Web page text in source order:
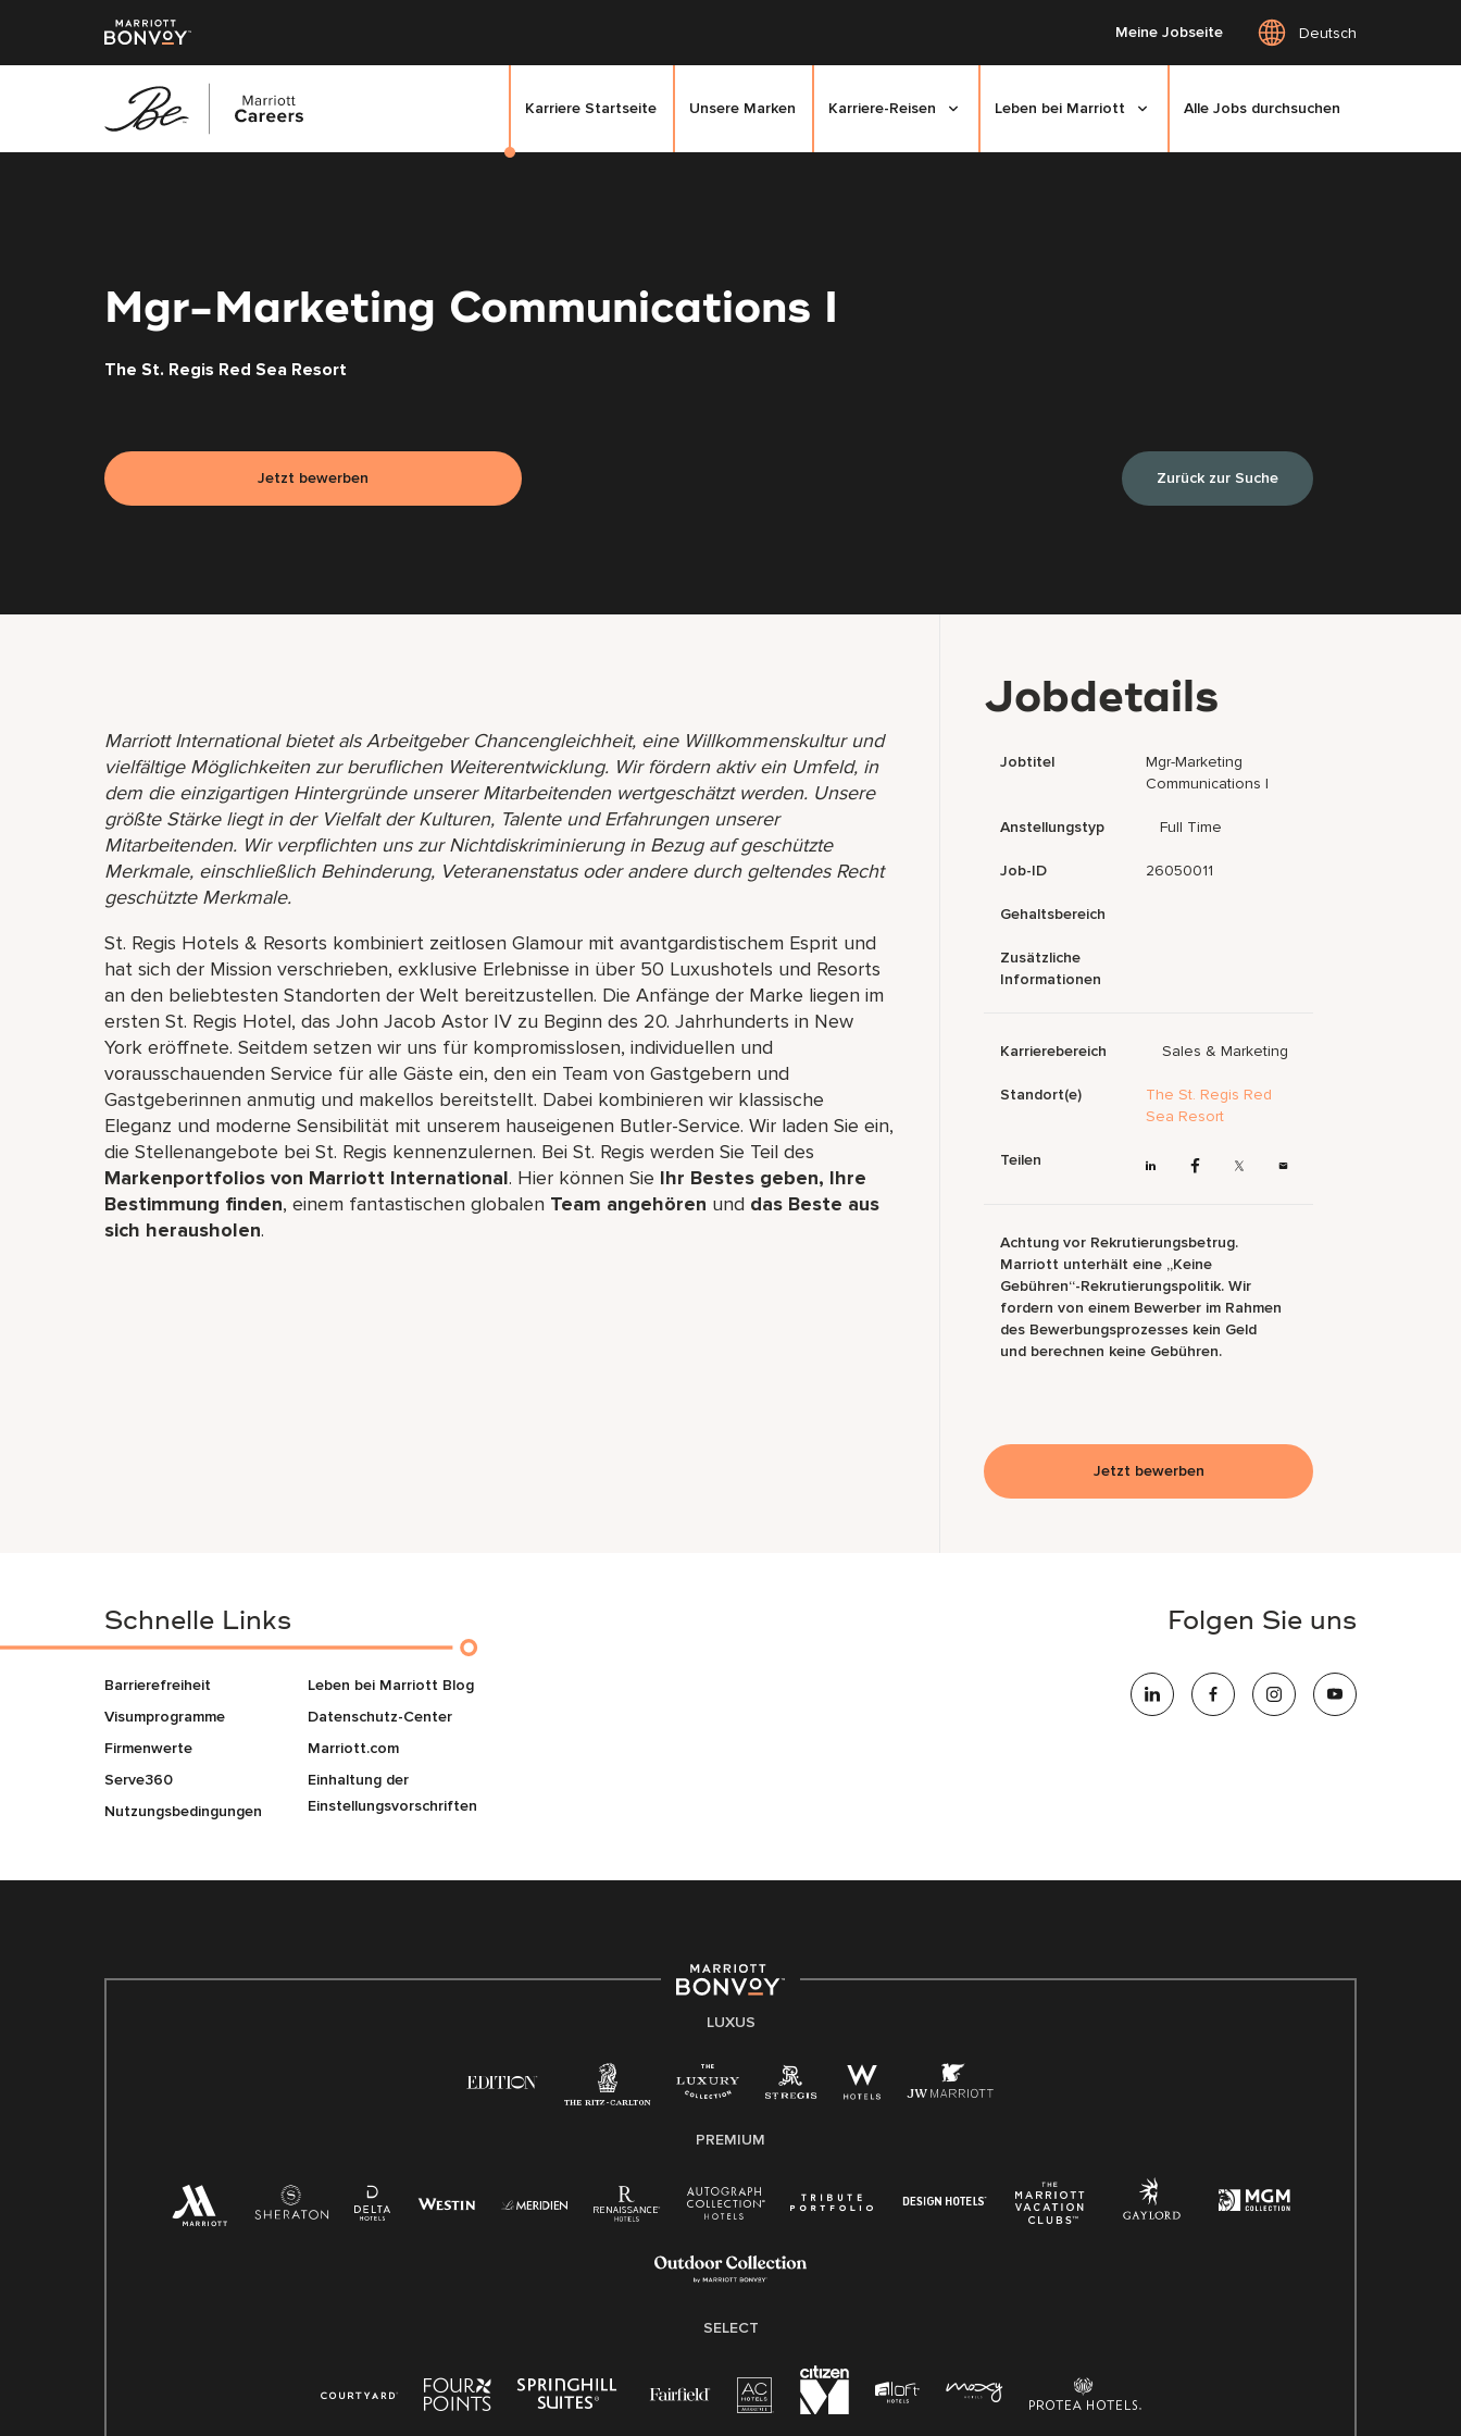
Meine Jobseite Deutsch
Karriere Startseite Unsere Marken Karriere-Reisen Leben bei Marriott Alle Jobs durchsuchen
Mgr-Marketing Communications I
The St. Regis Red Sea Resort
Jetzt bewerben Zurück zur Suche
Marriott International bietet als Arbeitgeber Chancengleichheit, eine Willkommenskultur und
vielfältige Möglichkeiten zur beruflichen Weiterentwicklung. Wir fördern aktiv ein Umfeld, in
dem die einzigartigen Hintergründe unserer Mitarbeitenden wertgeschätzt werden. Unsere
größte Stärke liegt in der Vielfalt der Kulturen, Talente und Erfahrungen unserer
Mitarbeitenden. Wir verpflichten uns zur Nichtdiskriminierung in Bezug auf geschützte
Merkmale, einschließlich Behinderung, Veteranenstatus oder andere durch geltendes Recht
geschützte Merkmale.
St. Regis Hotels & Resorts kombiniert zeitlosen Glamour mit avantgardistischem Esprit und
hat sich der Mission verschrieben, exklusive Erlebnisse in über 50 Luxushotels und Resorts
an den beliebtesten Standorten der Welt bereitzustellen. Die Anfänge der Marke liegen im
ersten St. Regis Hotel, das John Jacob Astor IV zu Beginn des 20. Jahrhunderts in New
York eröffnete. Seitdem setzen wir uns für kompromisslosen, individuellen und
vorausschauenden Service für alle Gäste ein, den ein Team von Gastgebern und
Gastgeberinnen anmutig und makellos bereitstellt. Dabei kombinieren wir klassische
Eleganz und moderne Sensibilität mit unserem hauseigenen Butler-Service. Wir laden Sie ein,
die Stellenangebote bei St. Regis kennenzulernen. Bei St. Regis werden Sie Teil des
Markenportfolios von Marriott International. Hier können Sie Ihr Bestes geben, Ihre
Bestimmung finden, einem fantastischen globalen Team angehören und das Beste aus
sich herausholen.
Jobdetails
Jobtitel
Mgr-Marketing
Communications I
Anstellungstyp Full Time
Job-ID 26050011
Gehaltsbereich
Zusätzliche
Informationen
Karrierebereich Sales & Marketing
Standort(e)
The St. Regis Red
Sea Resort
Teilen
Achtung vor Rekrutierungsbetrug.
Marriott unterhält eine „Keine
Gebühren“-Rekrutierungspolitik. Wir
fordern von einem Bewerber im Rahmen
des Bewerbungsprozesses kein Geld
und berechnen keine Gebühren.
Jetzt bewerben
Schnelle Links
Barrierefreiheit
Visumprogramme
Firmenwerte
Serve360
Nutzungsbedingungen
Leben bei Marriott Blog
Datenschutz-Center
Marriott.com
Einhaltung der
Einstellungsvorschriften
Folgen Sie uns
LUXUS
PREMIUM
SELECT